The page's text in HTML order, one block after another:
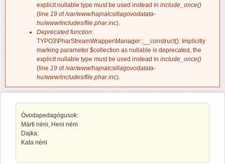
explicit nullable type must be used instead in include_once()
(line 19 of/var/www/hajnalcsillagovodatata-
hu/www/includes/file.phar.inc).
Deprecated function:
TYPO3\PharStreamWrapper\Manager::__construct(): Implicitly
marking parameter $collection as nullable is deprecated, the
explicit nullable type must be used instead in include_once()
(line 19 of/var/www/hajnalcsillagovodatata-
hu/www/includes/file.phar.inc).
Óvodapedagógusok:
Márti néni, Heni néni
Dajka:
Kata néni